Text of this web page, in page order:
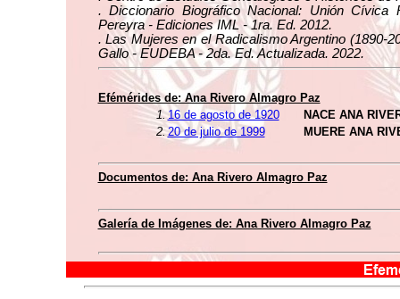
. Diccionario Biográfico Nacional: Unión Cívica
Pereyra - Ediciones IML - 1ra. Ed. 2012.
. Las Mujeres en el Radicalismo Argentino (1890-
Gallo - EUDEBA - 2da. Ed. Actualizada. 2022.
Efémérides de: Ana Rivero Almagro Paz
1.16 de agosto de 1920
NACE ANA
2.20 de julio de 1999 MUERE ANA
Documentos de: Ana Rivero Almagro Paz
Galería de Imágenes de: Ana Rivero Almagro Paz